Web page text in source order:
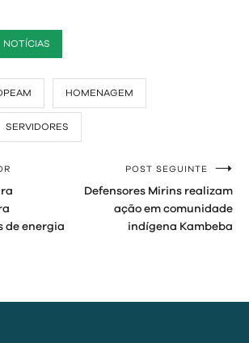
NOTÍCIAS
HOMENAGEM
SERVIDORES
de energia
POST SEGUINTE
Defensores Mirins realizam
ação em comunidade
indígena Kambeba